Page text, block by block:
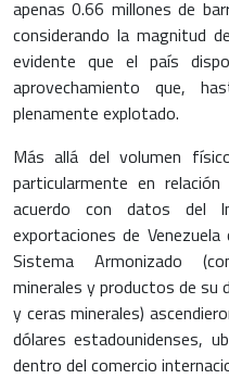
apenas 0.66 millones de
considerando la magnitud
evidente que el país
aprovechamiento que,
plenamente explotado.
Más allá del volumen
particularmente en
acuerdo con datos del
exportaciones de
Sistema Armonizado
minerales y productos de su
y ceras minerales)
dólares estadounidenses,
dentro del comercio